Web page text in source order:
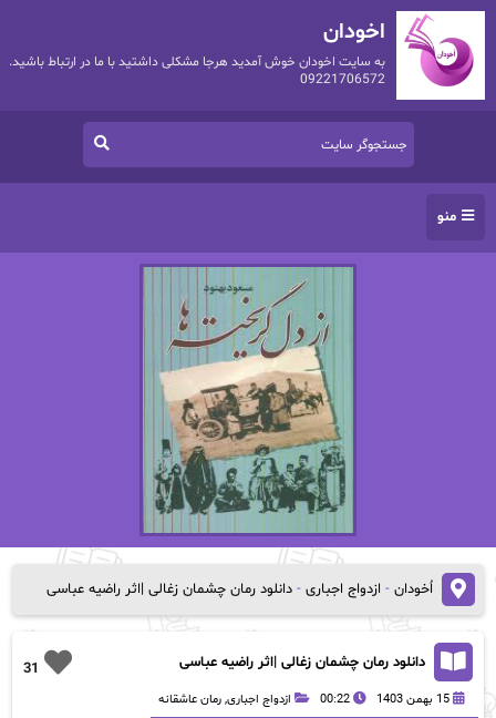
اخودان
به سایت اخودان خوش آمدید هرجا مشکلی داشتید با ما در ارتباط باشید.
09221706572
منو
اُخودان- ازدواج اجباری- دانلود رمان چشمان زغالی |اثر راضیه عباسی
31 دانلود رمان چشمان زغالی |اثر راضیه عباسی
15 بهمن 1403 00:22 ازدواج اجباری, رمان عاشقانه